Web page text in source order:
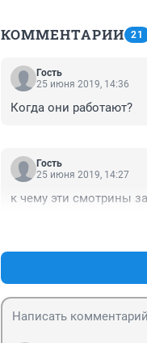
КОММЕНТАРИИ 21
Гость
25 июня 2019, 14:36
Когда они работают?
Гость
25 июня 2019, 14:27
к чему эти смотрины